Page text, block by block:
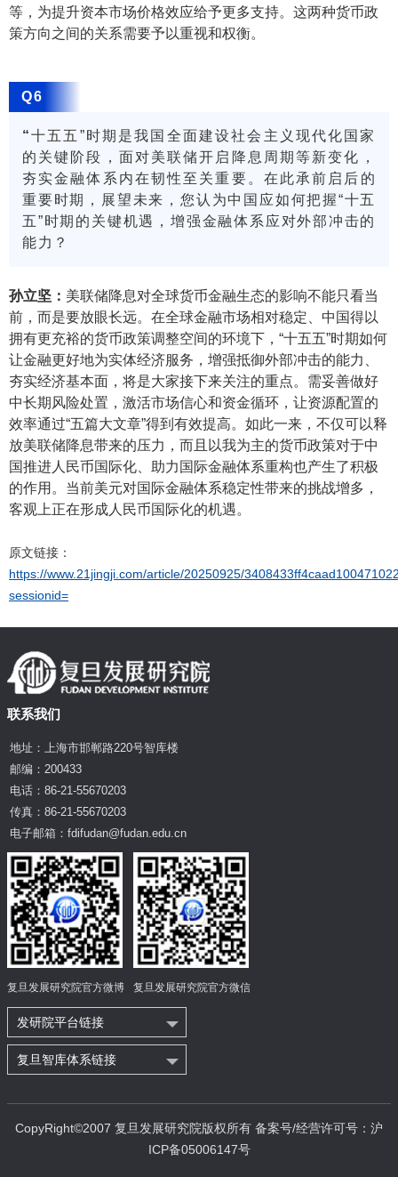
等，为提升资本市场价格效应给予更多支持。这两种货币政
策方向之间的关系需要予以重视和权衡。
Q6
“十五五”时期是我国全面建设社会主义现代化国家
的关键阶段，面对美联储开启降息周期等新变化，
夯实金融体系内在韧性至关重要。在此承前启后的
重要时期，展望未来，您认为中国应如何把握“十五
五”时期的关键机遇，增强金融体系应对外部冲击的
能力？
孙立坚： 美联储降息对全球货币金融生态的影响不能只看当
前，而是要放眼长远。在全球金融市场相对稳定、中国得以
拥有更充裕的货币政策调整空间的环境下，“十五五”时期如何
让金融更好地为实体经济服务，增强抵御外部冲击的能力、
夯实经济基本面，将是大家接下来关注的重点。需妥善做好
中长期风险处置，激活市场信心和资金循环，让资源配置的
效率通过“五篇大文章”得到有效提高。如此一来，不仅可以释
放美联储降息带来的压力，而且以我为主的货币政策对于中
国推进人民币国际化、助力国际金融体系重构也产生了积极
的作用。当前美元对国际金融体系稳定性带来的挑战增多，
客观上正在形成人民币国际化的机遇。
原文链接：
https://www.21jingji.com/article/20250925/
sessionid=
联系我们
地址：上海市邯郸路220号智库楼
邮编：200433
电话：86-21-55670203
传真：86-21-55670203
电子邮箱：fdifudan@fudan.edu.cn
复旦发展研究院官方微博 复旦发展研究院官方微信
发研院平台链接
复旦智库体系链接
CopyRight©2007 复旦发展研究院版权所有 备案号/经营许可号：沪
ICP备05006147号